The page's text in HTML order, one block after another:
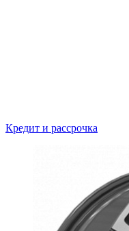
Кредит и рассрочка